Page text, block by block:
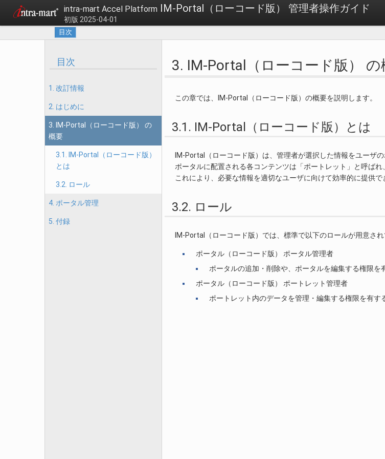
intra-mart Accel Platform IM-Portal（ローコード版） 管理者操作ガイド
初版 2025-04-01
目次
目次
1. 改訂情報
2. はじめに
3. IM-Portal（ローコード版） の
概要
3.1. IM-Portal（ローコード版）
とは
3.2. ロール
4. ポータル管理
5. 付録
3. IM-Portal（ローコード版） の
この章では、IM-Portal（ローコード版）の概要を説明します。
3.1. IM-Portal（ローコード版）とは
IM-Portal（ローコード版）は、管理者が選択した情報をユーザ
ポータルに配置される各コンテンツは「ポートレット」と呼ば
これにより、必要な情報を適切なユーザに向けて効率的に提供で
3.2. ロール
IM-Portal（ローコード版）では、標準で以下のロールが用意され
ポータル（ローコード版） ポータル管理者
ポータルの追加・削除や、ポータルを編集する権限を
ポータル（ローコード版） ポートレット管理者
ポートレット内のデータを管理・編集する権限を有す